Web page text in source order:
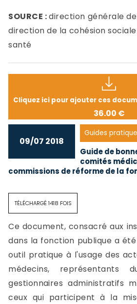
SOURCE :direction générale
direction de la cohésion
santé
Cliquez ici pour ajouter ces
36.00 €
Guides
09/07 2018
Guide de
comités
commissions de réforme de la
TÉLÉCHARGÉ 1418 FOIS
Ce document, consacré aux
dans la fonction publique a
outil pratique à l'usage des
médecins, représentants
gestionnaires administratifs
ceux qui participent à la